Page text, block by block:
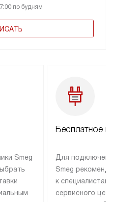
по будням
Smeg
Бесплатное
Для
Smeg
к специалистам
сервисного